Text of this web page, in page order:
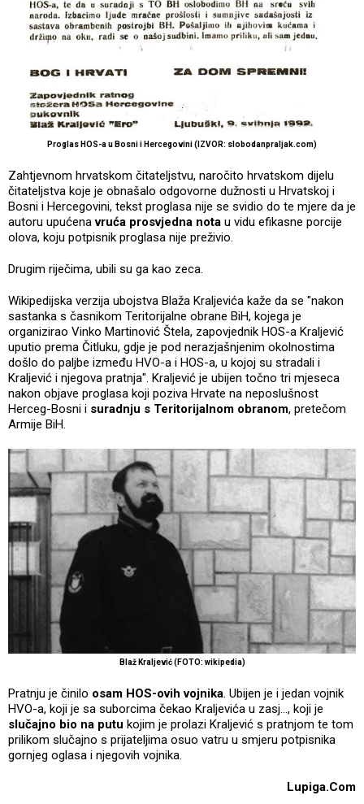
Proglas HOS-a u Bosni i Hercegovini (IZVOR: slobodanpraljak.com)
Zahtjevnom hrvatskom čitateljstvu, naročito hrvatskom dijelu
čitateljstva koje je obnašalo odgovorne dužnosti u Hrvatskoj i
Bosni i Hercegovini, tekst proglasa nije se svidio do te mjere da je
autoru upućenavruća prosvjedna nota u vidu efikasne porcije
olova, koju potpisnik proglasa nije preživio.
Drugim riječima, ubili su ga kao zeca.
Wikipedijska verzija ubojstva Blaža Kraljevića kaže da se "nakon
sastanka s časnikom Teritorijalne obrane BiH, kojega je
organizirao Vinko Martinović Štela, zapovjednik HOS-a Kraljević
uputio prema Čitluku, gdje je pod nerazjašnjenim okolnostima
došlo do paljbe između HVO-a i HOS-a, u kojoj su stradali i
Kraljević i njegova pratnja". Kraljević je ubijen točno tri mjeseca
nakon objave proglasa koji poziva Hrvate na neposlušnost
Herceg-Bosni i suradnju s Teritorijalnom obranom, pretečom
Armije BiH.
Blaž Kraljević (FOTO: wikipedia)
Pratnju je činilo osam HOS-ovih vojnika. Ubijen je i jedan vojnik
HVO-a, koji je sa suborcima čekao Kraljevića u zasj..., koji je
slučajno bio na putu kojim je prolazi Kraljević s pratnjom te tom
prilikom slučajno s prijateljima osuo vatru u smjeru potpisnika
gornjeg oglasa i njegovih vojnika.
Lupiga.Com